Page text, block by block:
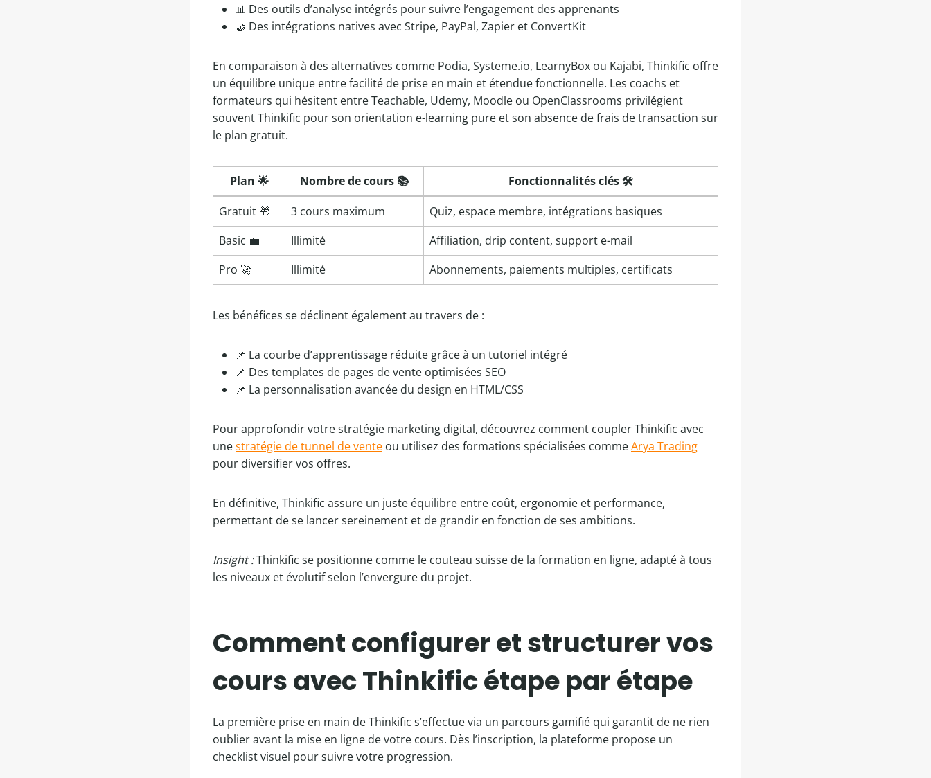
📊 Des outils d’analyse intégrés pour suivre l’engagement des apprenants
🤝 Des intégrations natives avec Stripe, PayPal, Zapier et ConvertKit
En comparaison à des alternatives comme Podia, Systeme.io, LearnyBox ou Kajabi, Thinkific offre
un équilibre unique entre facilité de prise en main et étendue fonctionnelle. Les coachs et
formateurs qui hésitent entre Teachable, Udemy, Moodle ou OpenClassrooms privilégient
souvent Thinkific pour son orientation e-learning pure et son absence de frais de transaction sur
le plan gratuit.
Plan 🌟 Nombre de cours 📚
Fonctionnalités clés 🛠️
Gratuit 🎁
3 cours maximum
Quiz, espace membre, intégrations basiques
Basic 💼
Illimité
Affiliation, drip content, support e-mail
Pro 🚀
Illimité Abonnements, paiements multiples, certificats
Les bénéfices se déclinent également au travers de :
📌 La courbe d’apprentissage réduite grâce à un tutoriel intégré
📌 Des templates de pages de vente optimisées SEO
📌 La personnalisation avancée du design en HTML/CSS
Pour approfondir votre stratégie marketing digital, découvrez comment coupler Thinkific avec
unestratégie de tunnel de vente ou utilisez des formations spécialisées commeArya Trading
pour diversifier vos offres.
En définitive, Thinkific assure un juste équilibre entre coût, ergonomie et performance,
permettant de se lancer sereinement et de grandir en fonction de ses ambitions.
Insight :Thinkific se positionne comme le couteau suisse de la formation en ligne, adapté à tous
les niveaux et évolutif selon l’envergure du projet.
Comment configurer et structurer vos
cours avec Thinkific étape par étape
La première prise en main de Thinkific s’effectue via un parcours gamifié qui garantit de ne rien
oublier avant la mise en ligne de votre cours. Dès l’inscription, la plateforme propose un
checklist visuel pour suivre votre progression.